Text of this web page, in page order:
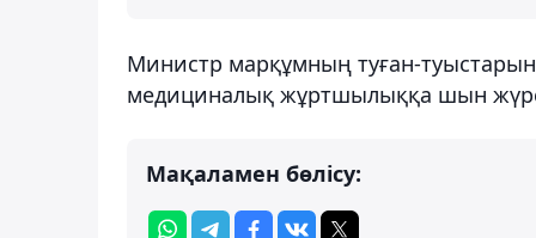
Министр марқұмның туған-
медициналық жұртшылыққа шын
Мақаламен бөлісу: